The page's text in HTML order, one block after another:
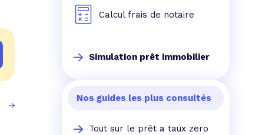
Calcul frais de notaire
Simulation prêt immobilier
Nos guides les plus consultés
Tout sur le prêt a taux zero